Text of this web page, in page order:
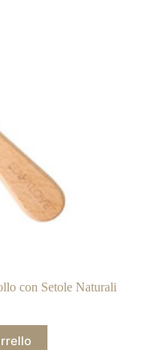
con Setole Naturali